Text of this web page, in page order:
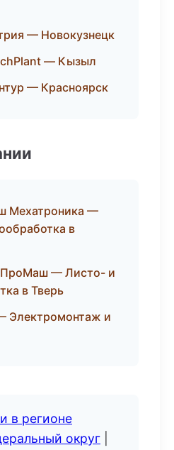
— Новокузнецк
— Кызыл
— Красноярск
Мехатроника —
в
ПроМаш — Листо- и
в Тверь
Электромонтаж и
в регионе
округ